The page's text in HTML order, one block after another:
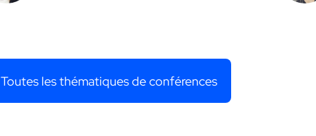
Toutes les thématiques de conférences